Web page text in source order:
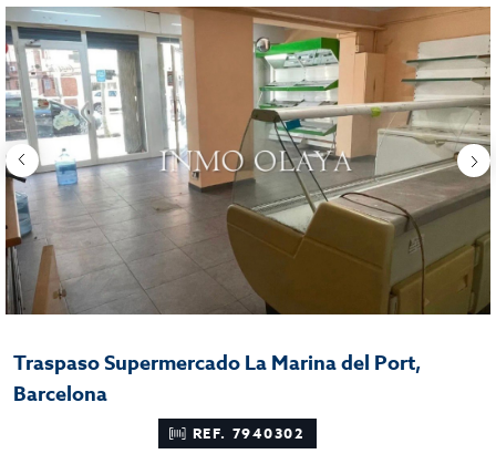
Traspaso Supermercado La Marina del Port,
Barcelona
REF. 7940302